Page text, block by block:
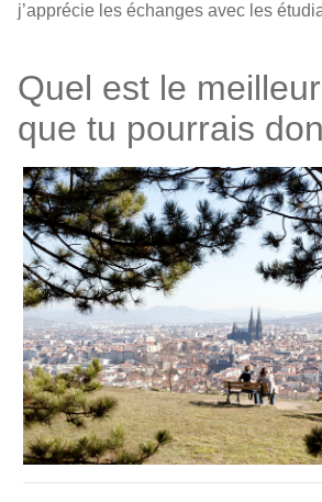
j’apprécie les échanges avec les
Quel est le
que tu pourrais